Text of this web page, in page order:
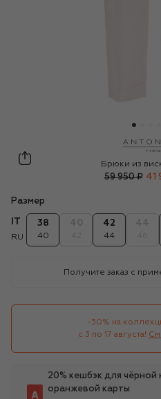
Antonelli
Брюки из
59 950 ₽ 41
Размер
RU
38
40
42
44
Получите заказ с
-30% на
с 3 по 17 августа!
20% кешбэк для чёрной
оранжевой карты